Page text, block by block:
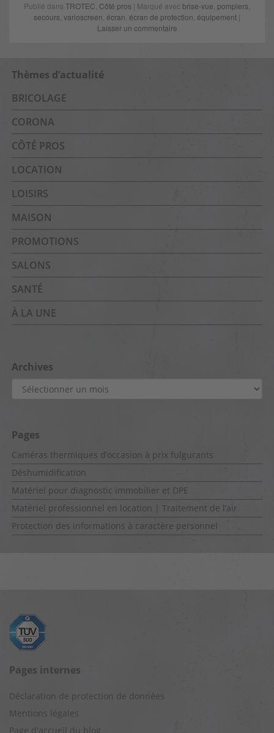
Publié dans TROTEC, Côté pros | Marqué avec brise-vue, pompiers,
secours, varioscreen, écran, écran de protection, équipement |
Laisser un commentaire
Thèmes d’actualité
BRICOLAGE
CORONA
CÔTÉ PROS
LOCATION
LOISIRS
MAISON
PROMOTIONS
SALONS
SANTÉ
À LA UNE
Archives
Archives
Pages
Caméras thermiques d’occasion à prix fulgurants
Déshumidification
Matériel pour diagnostic immobilier et DPE
Matériel professionnel en location | Traitement de l’air
Protection des informations à caractère personnel
Pages internes
Déclaration de protection de données
Mentions légales
Page d'accueil du blog